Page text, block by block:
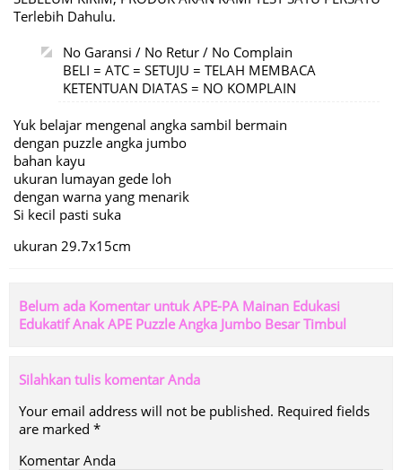
Terlebih Dahulu.
No Garansi / No Retur / No Complain
BELI = ATC = SETUJU = TELAH MEMBACA
KETENTUAN DIATAS = NO KOMPLAIN
Yuk belajar mengenal angka sambil bermain
dengan puzzle angka jumbo
bahan kayu
ukuran lumayan gede loh
dengan warna yang menarik
Si kecil pasti suka
ukuran 29.7x15cm
Belum ada Komentar untuk APE-PA Mainan Edukasi
Edukatif Anak APE Puzzle Angka Jumbo Besar Timbul
Silahkan tulis komentar Anda
Your email address will not be published. Required fields
are marked *
Komentar Anda